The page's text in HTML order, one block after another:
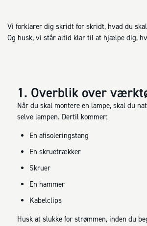
Vi forklarer dig skridt for skridt, hvad du
Og husk, vi står altid klar til at hjælpe dig,
1. Overblik over
Når du skal montere en lampe, skal du
selve lampen. Dertil kommer:
En afisoleringstang
En skruetrækker
Skruer
En hammer
Kabelclips
Husk at slukke for strømmen, inden du